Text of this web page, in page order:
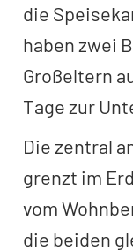
die
haben zwei
Großeltern
Tage zur
Die zentral
grenzt im
vom
die beiden